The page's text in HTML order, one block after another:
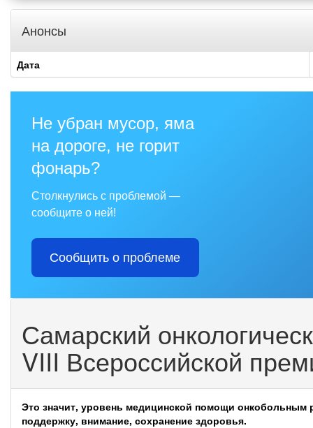
Анонсы
Дата
Не убран мусор, яма
на дороге, не горит
фонарь?
Столкнулись с проблемой —
сообщите о ней!
Сообщить о проблеме
Самарский
VIII Всероссийской
Это значит, уровень медицинской помощи онкобольным
поддержку, внимание, сохранение здоровья.